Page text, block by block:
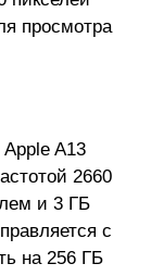
просмотра
A13
2660
и 3 ГБ
с
на 256 ГБ